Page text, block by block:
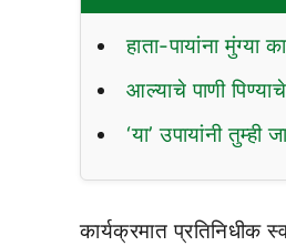
हाता-पायांना मुंग्या
आल्याचे पाणी
‘या’ उपायांनी
कार्यक्रमात प्रतिनिधीक